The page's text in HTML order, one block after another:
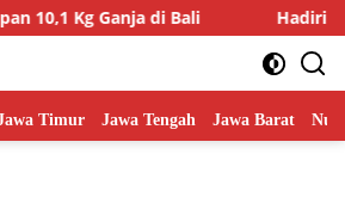
Ganja di Bali Hadiri
Timur Jawa Tengah Jawa Barat